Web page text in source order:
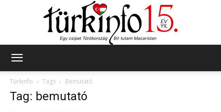
Türkinfo
Tags Bemutató
Tag: bemutató